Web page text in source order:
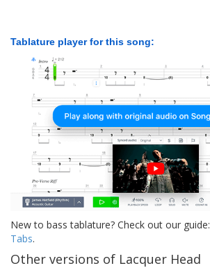
Tablature player for this song:
New to bass tablature? Check out our guide:
Tabs.
Other versions of Lacquer Head